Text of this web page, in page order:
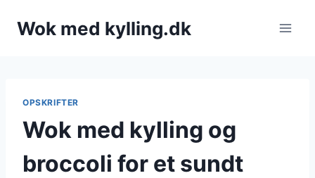
Wok med kylling.dk
OPSKRIFTER
Wok med kylling og
broccoli for et sundt